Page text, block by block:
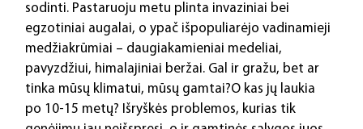
sodinti. Pastaruoju metu plinta invaziniai bei
egzotiniai augalai, o ypač išpopuliarėjo vadinamieji
medžiakrūmiai – daugiakamieniai medeliai,
pavyzdžiui, himalajiniai beržai. Gal ir gražu, bet ar
tinka mūsų klimatui, mūsų gamtai?O kas jų laukia
po 10-15 metų? Išryškės problemos, kurias tik